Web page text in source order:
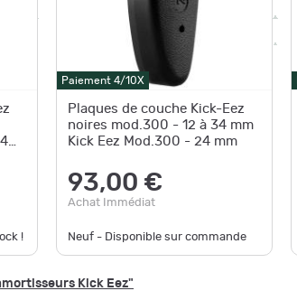
!
Paiement 4/10X
Plaques de couche Kick-Eez
noires mod.300 - 12 à 34 mm
Kick Eez Mod.300 - 24 mm
93,00 €
Achat Immédiat
Neuf - Disponible sur commande
Kick Eez"